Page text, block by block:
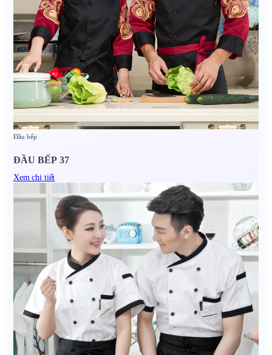
Đầu bếp
ĐẦU BẾP 37
Xem chi tiết